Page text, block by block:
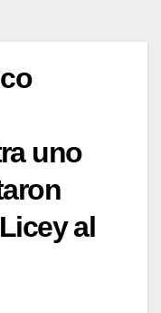
uno
al